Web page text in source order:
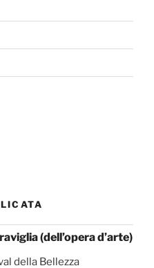
(dell’opera d’arte)